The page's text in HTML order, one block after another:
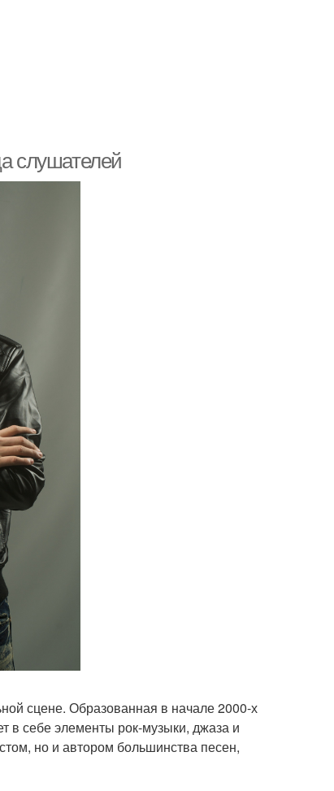
слушателей
сцене. Образованная в начале 2000-х
в себе элементы рок-музыки, джаза и
но и автором большинства песен,